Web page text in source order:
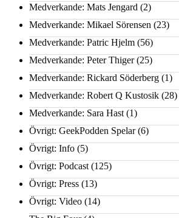
Medverkande: Mats Jengard (2)
Medverkande: Mikael Sörensen (23)
Medverkande: Patric Hjelm (56)
Medverkande: Peter Thiger(25)
Medverkande: Rickard Söderberg (1)
Medverkande: Robert Q Kustosik (28)
Medverkande: Sara Hast (1)
Övrigt: GeekPodden Spelar(6)
Övrigt: Info (5)
Övrigt: Podcast (125)
Övrigt: Press (13)
Övrigt: Video (14)